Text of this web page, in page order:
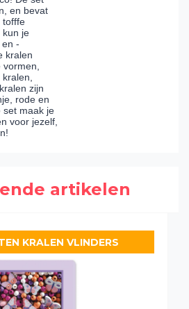
en bevat
tofffe
kun je
-
kralen
vormen,
zijn
rode en
set maak je
voor jezelf,
artikelen
KRALEN VLINDERS